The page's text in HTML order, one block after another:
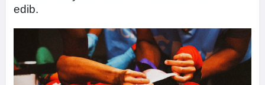
edib.